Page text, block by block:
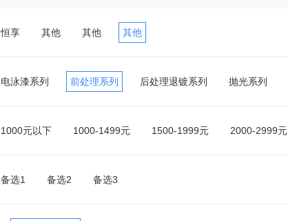
恒享 其他 其他 其他
电泳漆系列 前处理系列 后处理退镀系列 抛光系列
1000元以下 1000-1499元 1500-1999元 2000-2999元
备选1 备选2 备选3